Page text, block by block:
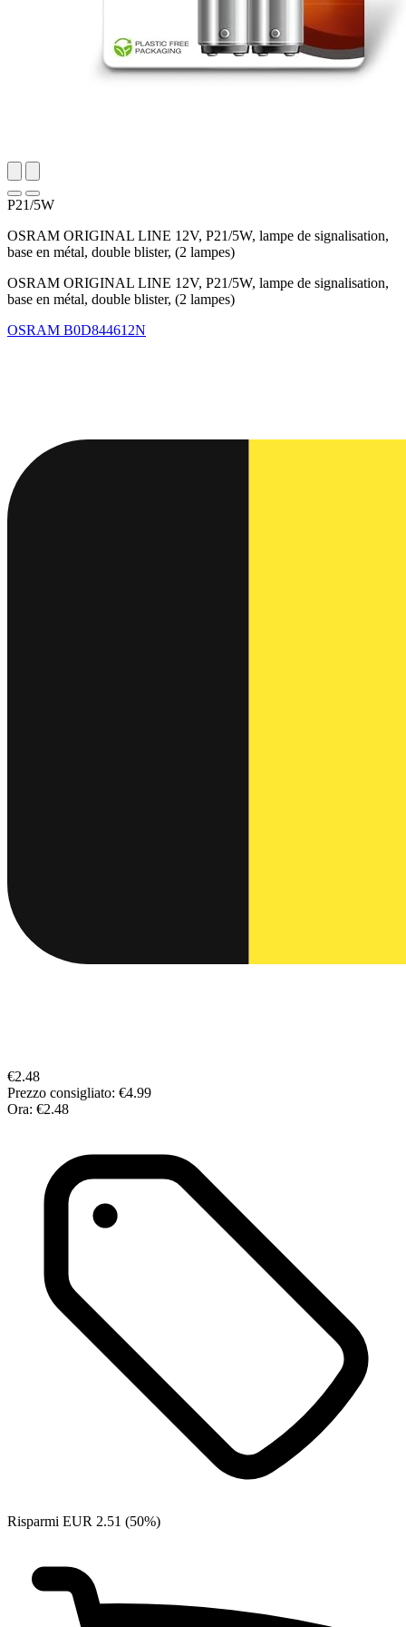
P21/5W
OSRAM ORIGINAL LINE 12V, P21/5W, lampe de signalisation,
base en métal, double blister, (2 lampes)
OSRAM ORIGINAL LINE 12V, P21/5W, lampe de signalisation,
base en métal, double blister, (2 lampes)
OSRAM B0D844612N
€2.48
Prezzo consigliato: €4.99
Ora: €2.48
Risparmi EUR 2.51 (50%)